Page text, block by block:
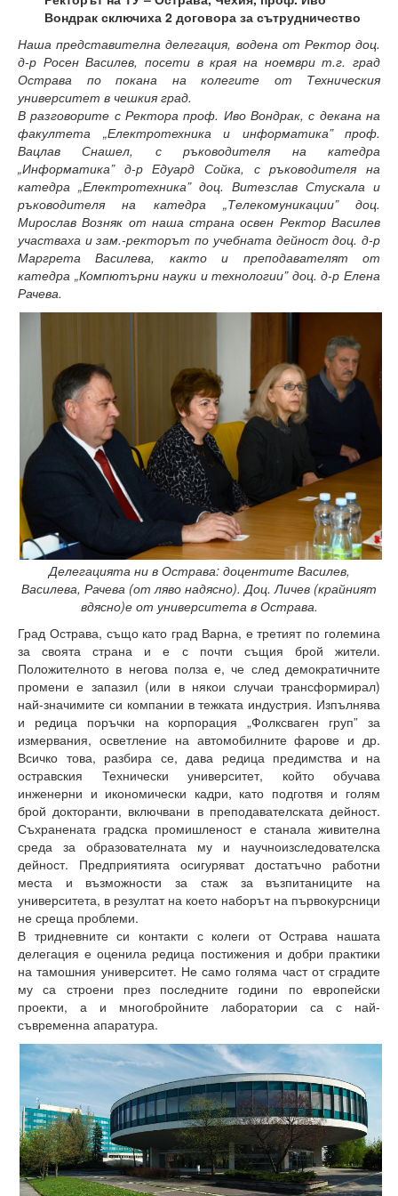
Факултети
Машинно-технологичен факултет
Корабостроителен факултет
Електротехнически факултет
Факултет по изчислителна техника и автоматизация
Колежи
Добруджански технологичен колеж
Колеж в структурата на ТУ-Варна
Департамент ЕПОС
Научноизследователски институт
Отдели и Центрове
Високотехнологичен парк
Библиотека
Спортен комплекс
Студентски стол
Почивни бази
Общежития
Безжичен интернет
Сертификати
Одити
Избори
Защита на личните данни
ЗЗЛПСПОИН
Декларация за достъпност
Достъп до информация
Нормативни документи
Научна дейност
Научни проекти
Бюлетин с проектна информация
Конкурси за научни проекти
Докторанти
Научноизследователски институт
Вондрак сключиха 2 договора за сътрудничество
Наша представителна делегация, водена от Ректор доц.
д-р Росен Василев, посети в края на ноември т.г. град
Острава по покана на колегите от Техническия
университет в чешкия град.
В разговорите с Ректора проф. Иво Вондрак, с декана на
факултета „Електротехника и информатика” проф.
Вацлав Снашел, с ръководителя на катедра
„Информатика” д-р Едуард Сойка, с ръководителя на
катедра „Електротехника” доц. Витезслав Стускала и
ръководителя на катедра „Телекомуникации” доц.
Мирослав Возняк от наша страна освен Ректор Василев
участваха и зам.-ректорът по учебната дейност доц. д-р
Маргрета Василева, както и преподавателят от
катедра „Компютърни науки и технологии” доц. д-р Елена
Рачева.
Делегацията ни в Острава: доцентите Василев,
Василева, Рачева (от ляво надясно). Доц. Личев (крайният
вдясно)е от университета в Острава.
Град Острава, също като град Варна, е третият по големина
за своята страна и е с почти същия брой жители.
Положителното в негова полза е, че след демократичните
промени е запазил (или в някои случаи трансформирал)
най-значимите си компании в тежката индустрия. Изпълнява
и редица поръчки на корпорация „Фолксваген груп” за
измервания, осветление на автомобилните фарове и др.
Всичко това, разбира се, дава редица предимства и на
остравския Технически университет, който обучава
инженерни и икономически кадри, като подготвя и голям
брой докторанти, включвани в преподавателската дейност.
Съхранената градска промишленост е станала живителна
среда за образователната му и научноизследователска
дейност. Предприятията осигуряват достатъчно работни
места и възможности за стаж за възпитаниците на
университета, в резултат на което наборът на първокурсници
не среща проблеми.
В тридневните си контакти с колеги от Острава нашата
делегация е оценила редица постижения и добри практики
на тамошния университет. Не само голяма част от сградите
му са строени през последните години по европейски
проекти, а и многобройните лаборатории са с най-
съвременна апаратура.